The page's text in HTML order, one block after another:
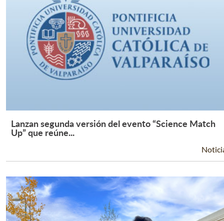
Leer Más +
Lanzan segunda versión del evento “Science Match
Up” que reúne...